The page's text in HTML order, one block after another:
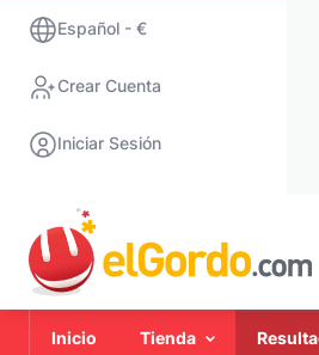
Español - €
Crear Cuenta
Iniciar Sesión
Inicio Tienda